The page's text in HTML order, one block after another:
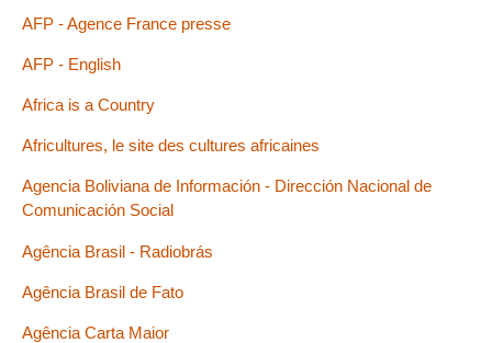
AFP - Agence France presse
AFP - English
Africa is a Country
Africultures, le site des cultures africaines
Agencia Boliviana de Información - Dirección Nacional de
Comunicación Social
Agência Brasil - Radiobrás
Agência Brasil de Fato
Agência Carta Maior